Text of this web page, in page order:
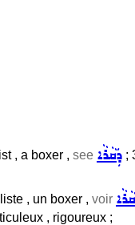
, a boxer , see ܕܲܩܵܪܵܐ ;
, un boxer , voir
, rigoureux ;